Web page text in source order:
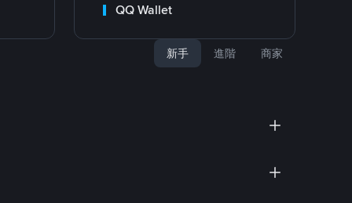
QQ Wallet
新手 進階 商家